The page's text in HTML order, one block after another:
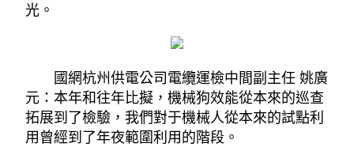
光。
國網杭州供電公司電纜運檢中間副主任 姚廣
元：本年和往年比擬，機械狗效能從本來的巡查
拓展到了檢驗，我們對于機械人從本來的試點利
用曾經到了年夜範圍利用的階段。